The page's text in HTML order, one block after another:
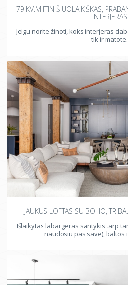
79 KV.M ITIN ŠIUOLAIKIŠKAS,
INTERJERAS
Jeigu norite žinoti, koks interjeras
tik ir matote.
JAUKUS LOFTAS SU BOHO,
Išlaikytas labai geras santykis tarp
naudosiu pas save), baltos